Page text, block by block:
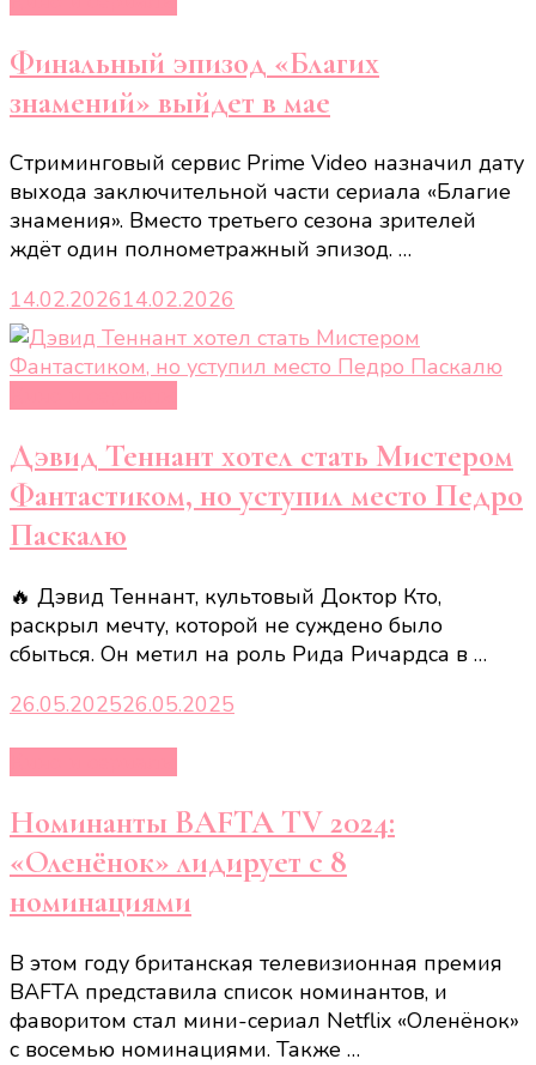
Финальный эпизод «Благих
знамений» выйдет в мае
Стриминговый сервис Prime Video назначил дату
выхода заключительной части сериала «Благие
знамения». Вместо третьего сезона зрителей
ждёт один полнометражный эпизод. …
14.02.202614.02.2026
Дэвид Теннант хотел стать Мистером
Фантастиком, но уступил место Педро
Паскалю
🔥 Дэвид Теннант, культовый Доктор Кто,
раскрыл мечту, которой не суждено было
сбыться. Он метил на роль Рида Ричардса в …
26.05.202526.05.2025
Номинанты BAFTA TV 2024:
«Оленёнок» лидирует с 8
номинациями
В этом году британская телевизионная премия
BAFTA представила список номинантов, и
фаворитом стал мини-сериал Netflix «Оленёнок»
с восемью номинациями. Также …